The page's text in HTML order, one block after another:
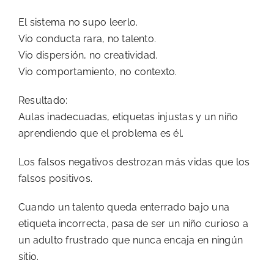
El sistema no supo leerlo.
Vio conducta rara, no talento.
Vio dispersión, no creatividad.
Vio comportamiento, no contexto.
Resultado:
Aulas inadecuadas, etiquetas injustas y un niño
aprendiendo que el problema es él.
Los falsos negativos destrozan más vidas que los
falsos positivos.
Cuando un talento queda enterrado bajo una
etiqueta incorrecta, pasa de ser un niño curioso a
un adulto frustrado que nunca encaja en ningún
sitio.